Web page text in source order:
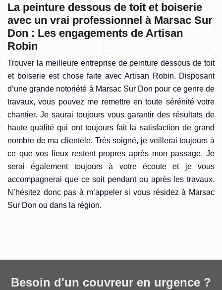
La peinture dessous de toit et boiserie
avec un vrai professionnel à Marsac Sur
Don : Les engagements de Artisan
Robin
Trouver la meilleure entreprise de peinture dessous de toit
et boiserie est chose faite avec Artisan Robin. Disposant
d’une grande notoriété à Marsac Sur Don pour ce genre de
travaux, vous pouvez me remettre en toute sérénité votre
chantier. Je saurai toujours vous garantir des résultats de
haute qualité qui ont toujours fait la satisfaction de grand
nombre de ma clientèle. Très soigné, je veillerai toujours à
ce que vos lieux restent propres après mon passage. Je
serai également toujours à votre écoute et je vous
accompagnerai que ce soit pendant ou après les travaux.
N’hésitez donc pas à m’appeler si vous résidez à Marsac
Sur Don ou dans la région.
Besoin d'un couvreur en urgence ?